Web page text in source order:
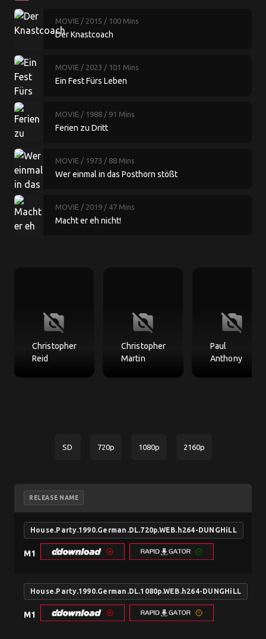
MOVIE / 2015 / 100 Mins
Der Knastcoach
MOVIE / 2023 / 101 Mins
Ein Fest Fürs Leben
MOVIE / 1988 / 91 Mins
Ferien zu Dritt
MOVIE / 1973 / 88 Mins
Wer einmal in das Posthorn stößt
MOVIE / 2019 / 47 Mins
Macht er eh nicht!
no_photography
Christopher
Reid
no_photography
Christopher
Martin
no_photography
Paul
Anthony
SD 720p 1080p 2160p
RELEASE NAME
House.Party.1990.German.DL.720p.WEB.h264-DUNGHiLL
M1
House.Party.1990.German.DL.1080p.WEB.h264-DUNGHiLL
M1